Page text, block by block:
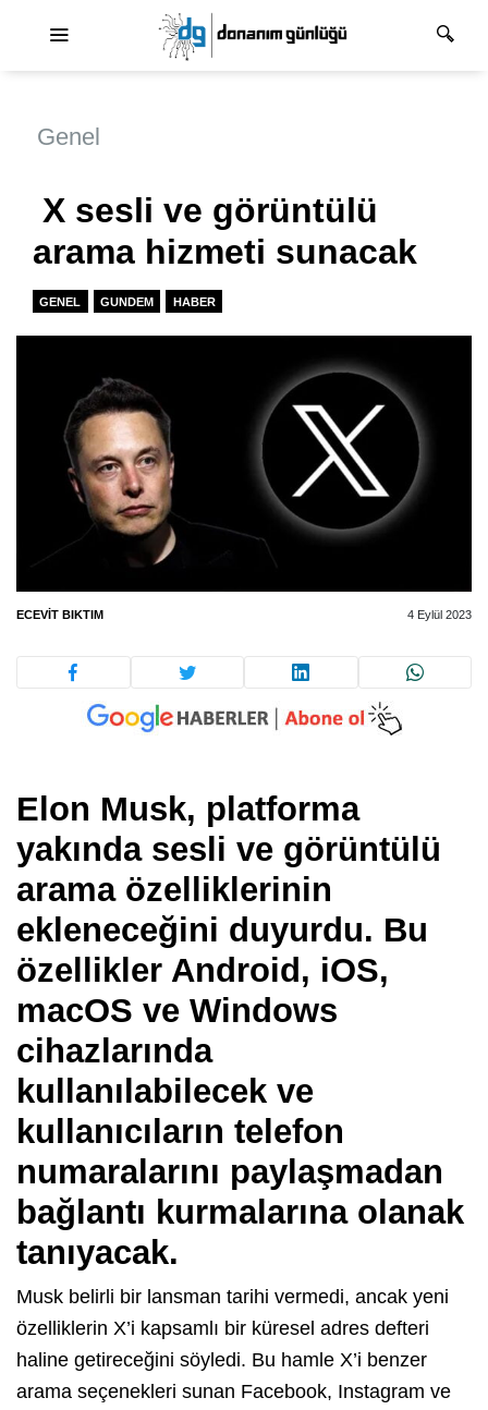
Genel
X sesli ve görüntülü
arama hizmeti sunacak
GENEL GUNDEM HABER
ECEVIT BIKTIM 4 Eylül 2023
Elon Musk, platforma
yakında sesli ve görüntülü
arama özelliklerinin
ekleneceğini duyurdu. Bu
özellikler Android, iOS,
macOS ve Windows
cihazlarında
kullanılabilecek ve
kullanıcıların telefon
numaralarını paylaşmadan
bağlantı kurmalarına olanak
tanıyacak.
Musk belirli bir lansman tarihi vermedi, ancak yeni
özelliklerin X’i kapsamlı bir küresel adres defteri
haline getireceğini söyledi. Bu hamle X’i benzer
arama seçenekleri sunan Facebook, Instagram ve